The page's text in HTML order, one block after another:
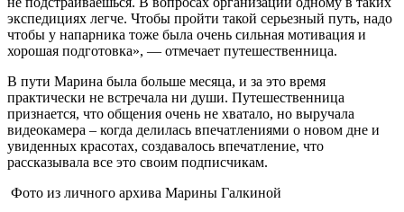
экспедициях легче. Чтобы пройти такой серьезный путь, надо
чтобы у напарника тоже была очень сильная мотивация и
хорошая подготовка», — отмечает путешественница.
В пути Марина была больше месяца, и за это время
практически не встречала ни души. Путешественница
признается, что общения очень не хватало, но выручала
видеокамера – когда делилась впечатлениями о новом дне и
увиденных красотах, создавалось впечатление, что
рассказывала все это своим подписчикам.
Фото из личного архива Марины Галкиной